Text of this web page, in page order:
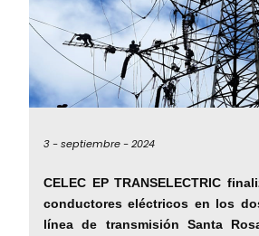
3 -septiembre -2024
CELEC EP TRANSELECTRIC
conductores eléctricos en los
línea de transmisión Santa